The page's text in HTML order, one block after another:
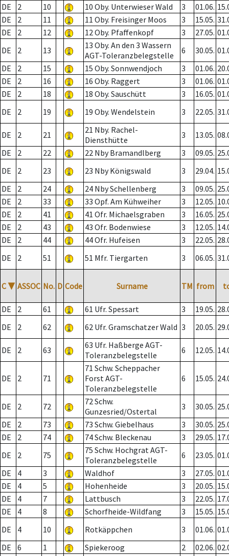
DE
2 10 10 Oby. Unterwieser Wald 3 01.06.
DE
2 11 11 Oby. Freisinger Moos 3 15.05.
DE
2 12 12 Oby. Pfaffenkopf 3 27.05.
DE
2 13
13 Oby. An den 3 Wassern
AGT-Toleranzbelegstelle
6 30.05.
DE
2 15 15 Oby. Sonnwendjoch 3 01.06.
DE
2 16 16 Oby. Raggert 3 01.06.
DE
2 18 18 Oby. Sauschütt 3 16.05.
DE
2 19 19 Oby. Wendelstein 3 22.05.
DE 2 21
21 Nby. Rachel-
Diensthütte
3 13.05.
DE
2 22 22 Nby Bramandlberg 3 09.05.
DE
2 23 23 Nby Königswald 3 29.04.
DE
2 24 24 Nby Schellenberg 3 09.05.
DE
2 33 33 Opf. Am Kühweiher 3 12.05.
DE
2 41 41 Ofr. Michaelsgraben 3 16.05.
DE
2 43 43 Ofr. Bodenwiese 3 12.05.
DE
2 44 44 Ofr. Hufeisen 3 22.05.
DE
2 51 51 Mfr. Tiergarten 3 06.05.
C ▼ ASSOC No. D Code Surname TM from
DE 2 61 61 Ufr. Spessart 3 19.05.
DE
2 62 62 Ufr. Gramschatzer Wald 3 20.05.
DE 2 63
63 Ufr. Haßberge AGT-
Toleranzbelegstelle
6 12.05.
DE 2 71
71 Schw. Scheppacher
Forst AGT-
Toleranzbelegstelle
6 15.05.
DE 2 72
72 Schw.
Gunzesried/Ostertal
3 30.05.
DE
2 73 73 Schw. Giebelhaus 3 30.05.
DE
2 74 74 Schw. Bleckenau 3 29.05.
DE
2 75
75 Schw. Hochgrat AGT-
Toleranzbelegstelle
6 23.05.
DE
4 3 Waldhof 3 27.05.
DE
4 5 Hohenheide 3 20.05.
DE
4 7 Lattbusch 3 22.05.
DE
4 8 Schorfheide-Wildfang 3 15.05.
DE
4 10 Rotkäppchen 3 01.06.
DE
6 1 Spiekeroog 2 02.06.